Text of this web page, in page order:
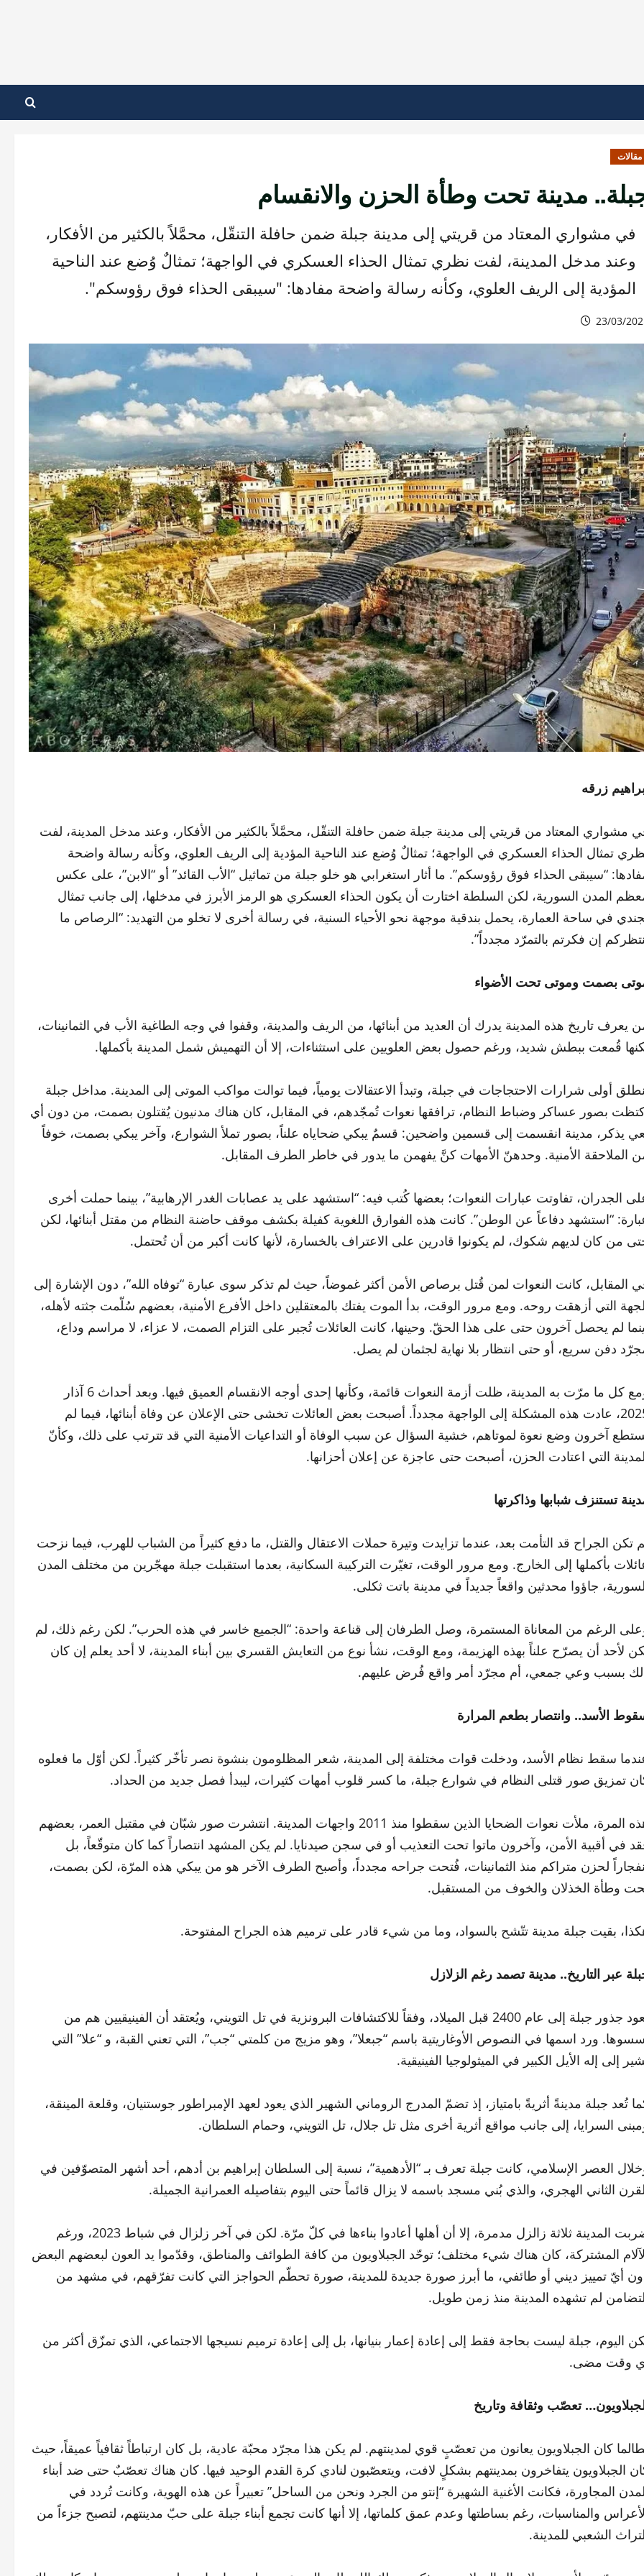
مقالات
مدينة تحت وطأة الحزن والانقسام
في مشواري المعتاد من قريتي إلى مدينة جبلة ضمن حافلة التنقّل، محمَّلاً بالكثير من الأفكار،
وعند مدخل المدينة، لفت نظري تمثال الحذاء العسكري في الواجهة؛ تمثالٌ وُضع عند الناحية
المؤدية إلى الريف العلوي، وكأنه رسالة واضحة مفادها: "سيبقى الحذاء فوق رؤوسكم".
23/03/
زرقه
مشواري المعتاد من قريتي إلى مدينة جبلة ضمن حافلة التنقّل، محمَّلاً بالكثير من الأفكار، وعند مدخل المدينة، لفت
تمثال الحذاء العسكري في الواجهة؛ تمثالٌ وُضع عند الناحية المؤدية إلى الريف العلوي، وكأنه رسالة واضحة
“سيبقى الحذاء فوق رؤوسكم”. ما أثار استغرابي هو خلو جبلة من تماثيل “الأب القائد” أو “الابن”، على عكس
المدن السورية، لكن السلطة اختارت أن يكون الحذاء العسكري هو الرمز الأبرز في مدخلها، إلى جانب تمثال
في ساحة العمارة، يحمل بندقية موجهة نحو الأحياء السنية، في رسالة أخرى لا تخلو من التهديد: “الرصاص ما
إن فكرتم بالتمرّد مجدداً”.
بصمت وموتى تحت الأضواء
يعرف تاريخ هذه المدينة يدرك أن العديد من أبنائها، من الريف والمدينة، وقفوا في وجه الطاغية الأب في الثمانينات،
قُمعت ببطش شديد، ورغم حصول بعض العلويين على استثناءات، إلا أن التهميش شمل المدينة بأكملها.
أولى شرارات الاحتجاجات في جبلة، وتبدأ الاعتقالات يومياً، فيما توالت مواكب الموتى إلى المدينة. مداخل جبلة
بصور عساكر وضباط النظام، ترافقها نعوات تُمجّدهم، في المقابل، كان هناك مدنيون يُقتلون بصمت، من دون أي
يذكر، مدينة انقسمت إلى قسمين واضحين: قسمٌ يبكي ضحاياه علناً، بصور تملأ الشوارع، وآخر يبكي بصمت، خوفاً
الملاحقة الأمنية. وحدهنّ الأمهات كنَّ يفهمن ما يدور في خاطر الطرف المقابل.
الجدران، تفاوتت عبارات النعوات؛ بعضها كُتب فيه: “استشهد على يد عصابات الغدر الإرهابية”، بينما حملت أخرى
“استشهد دفاعاً عن الوطن”. كانت هذه الفوارق اللغوية كفيلة بكشف موقف حاضنة النظام من مقتل أبنائها، لكن
من كان لديهم شكوك، لم يكونوا قادرين على الاعتراف بالخسارة، لأنها كانت أكبر من أن تُحتمل.
المقابل، كانت النعوات لمن قُتل برصاص الأمن أكثر غموضاً، حيث لم تذكر سوى عبارة “توفاه الله”، دون الإشارة إلى
التي أزهقت روحه. ومع مرور الوقت، بدأ الموت يفتك بالمعتقلين داخل الأفرع الأمنية، بعضهم سُلّمت جثته لأهله،
لم يحصل آخرون حتى على هذا الحقّ. وحينها، كانت العائلات تُجبر على التزام الصمت، لا عزاء، لا مراسم وداع،
دفن سريع، أو حتى انتظار بلا نهاية لجثمان لم يصل.
ومع كل ما مرّت به المدينة، ظلت أزمة النعوات قائمة، وكأنها إحدى أوجه الانقسام العميق فيها. وبعد أحداث 6 آذار
2025، عادت هذه المشكلة إلى الواجهة مجدداً. أصبحت بعض العائلات تخشى حتى الإعلان عن وفاة أبنائها، فيما لم
آخرون وضع نعوة لموتاهم، خشية السؤال عن سبب الوفاة أو التداعيات الأمنية التي قد تترتب على ذلك، وكأنّ
التي اعتادت الحزن، أصبحت حتى عاجزة عن إعلان أحزانها.
تستنزف شبابها وذاكرتها
تكن الجراح قد التأمت بعد، عندما تزايدت وتيرة حملات الاعتقال والقتل، ما دفع كثيراً من الشباب للهرب، فيما نزحت
بأكملها إلى الخارج. ومع مرور الوقت، تغيّرت التركيبة السكانية، بعدما استقبلت جبلة مهجّرين من مختلف المدن
جاؤوا محدثين واقعاً جديداً في مدينة باتت ثكلى.
الرغم من المعاناة المستمرة، وصل الطرفان إلى قناعة واحدة: “الجميع خاسر في هذه الحرب”. لكن رغم ذلك، لم
لأحد أن يصرّح علناً بهذه الهزيمة، ومع الوقت، نشأ نوع من التعايش القسري بين أبناء المدينة، لا أحد يعلم إن كان
بسبب وعي جمعي، أم مجرّد أمر واقع فُرض عليهم.
الأسد.. وانتصار بطعم المرارة
سقط نظام الأسد، ودخلت قوات مختلفة إلى المدينة، شعر المظلومون بنشوة نصر تأخّر كثيراً. لكن أوّل ما فعلوه
تمزيق صور قتلى النظام في شوارع جبلة، ما كسر قلوب أمهات كثيرات، ليبدأ فصل جديد من الحداد.
هذه المرة، ملأت نعوات الضحايا الذين سقطوا منذ 2011 واجهات المدينة. انتشرت صور شبّان في مقتبل العمر، بعضهم
في أقبية الأمن، وآخرون ماتوا تحت التعذيب أو في سجن صيدنايا. لم يكن المشهد انتصاراً كما كان متوقّعاً، بل
لحزن متراكم منذ الثمانينات، فُتحت جراحه مجدداً، وأصبح الطرف الآخر هو من يبكي هذه المرّة، لكن بصمت،
وطأة الخذلان والخوف من المستقبل.
بقيت جبلة مدينة تتّشح بالسواد، وما من شيء قادر على ترميم هذه الجراح المفتوحة.
عبر التاريخ.. مدينة تصمد رغم الزلازل
تعود جذور جبلة إلى عام 2400 قبل الميلاد، وفقاً للاكتشافات البرونزية في تل التويني، ويُعتقد أن الفينيقيين هم من
ورد اسمها في النصوص الأوغاريتية باسم “جبعلا”، وهو مزيج من كلمتي “جب”، التي تعني القبة، و “علا” التي
إلى إله الأيل الكبير في الميثولوجيا الفينيقية.
تُعد جبلة مدينةً أثريةً بامتياز، إذ تضمّ المدرج الروماني الشهير الذي يعود لعهد الإمبراطور جوستنيان، وقلعة المينقة،
السرايا، إلى جانب مواقع أثرية أخرى مثل تل جلال، تل التويني، وحمام السلطان.
العصر الإسلامي، كانت جبلة تعرف بـ “الأدهمية”، نسبة إلى السلطان إبراهيم بن أدهم، أحد أشهر المتصوّفين في
الثاني الهجري، والذي بُني مسجد باسمه لا يزال قائماً حتى اليوم بتفاصيله العمرانية الجميلة.
ضربت المدينة ثلاثة زالزل مدمرة، إلا أن أهلها أعادوا بناءها في كلّ مرّة. لكن في آخر زلزال في شباط 2023، ورغم
المشتركة، كان هناك شيء مختلف؛ توحّد الجبلاويون من كافة الطوائف والمناطق، وقدّموا يد العون لبعضهم البعض
أيّ تمييز ديني أو طائفي، ما أبرز صورة جديدة للمدينة، صورة تحطّم الحواجز التي كانت تفرّقهم، في مشهد من
لم تشهده المدينة منذ زمن طويل.
اليوم، جبلة ليست بحاجة فقط إلى إعادة إعمار بنيانها، بل إلى إعادة ترميم نسيجها الاجتماعي، الذي تمزّق أكثر من
وقت مضى.
تعصّب وثقافة وتاريخ
كان الجبلاويون يعانون من تعصّبٍ قوي لمدينتهم. لم يكن هذا مجرّد محبّة عادية، بل كان ارتباطاً ثقافياً عميقاً، حيث
الجبلاويون يتفاخرون بمدينتهم بشكلٍ لافت، ويتعصّبون لنادي كرة القدم الوحيد فيها. كان هناك تعصّبٌ حتى ضد أبناء
المجاورة، فكانت الأغنية الشهيرة “إنتو من الجرد ونحن من الساحل” تعبيراً عن هذه الهوية، وكانت تُردد في
والمناسبات، رغم بساطتها وعدم عمق كلماتها، إلا أنها كانت تجمع أبناء جبلة على حبّ مدينتهم، لتصبح جزءاً من
الشعبي للمدينة.